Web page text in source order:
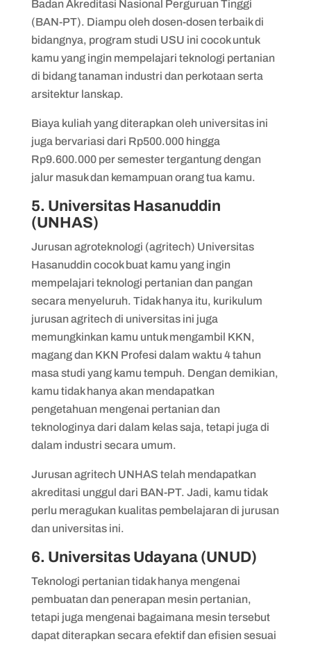
Badan Akreditasi Nasional Perguruan Tinggi
(BAN-PT). Diampu oleh dosen-dosen terbaik di
bidangnya, program studi USU ini cocok untuk
kamu yang ingin mempelajari teknologi pertanian
di bidang tanaman industri dan perkotaan serta
arsitektur lanskap.
Biaya kuliah yang diterapkan oleh universitas ini
juga bervariasi dari Rp500.000 hingga
Rp9.600.000 per semester tergantung dengan
jalur masuk dan kemampuan orang tua kamu.
5. Universitas Hasanuddin
(UNHAS)
Jurusan agroteknologi (agritech) Universitas
Hasanuddin cocok buat kamu yang ingin
mempelajari teknologi pertanian dan pangan
secara menyeluruh. Tidak hanya itu, kurikulum
jurusan agritech di universitas ini juga
memungkinkan kamu untuk mengambil KKN,
magang dan KKN Profesi dalam waktu 4 tahun
masa studi yang kamu tempuh. Dengan demikian,
kamu tidak hanya akan mendapatkan
pengetahuan mengenai pertanian dan
teknologinya dari dalam kelas saja, tetapi juga di
dalam industri secara umum.
Jurusan agritech UNHAS telah mendapatkan
akreditasi unggul dari BAN-PT. Jadi, kamu tidak
perlu meragukan kualitas pembelajaran di jurusan
dan universitas ini.
6. Universitas Udayana (UNUD)
Teknologi pertanian tidak hanya mengenai
pembuatan dan penerapan mesin pertanian,
tetapi juga mengenai bagaimana mesin tersebut
dapat diterapkan secara efektif dan efisien sesuai